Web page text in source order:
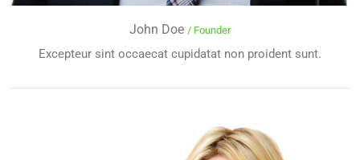
John Doe / Founder
Excepteur sint occaecat cupidatat non proident sunt.